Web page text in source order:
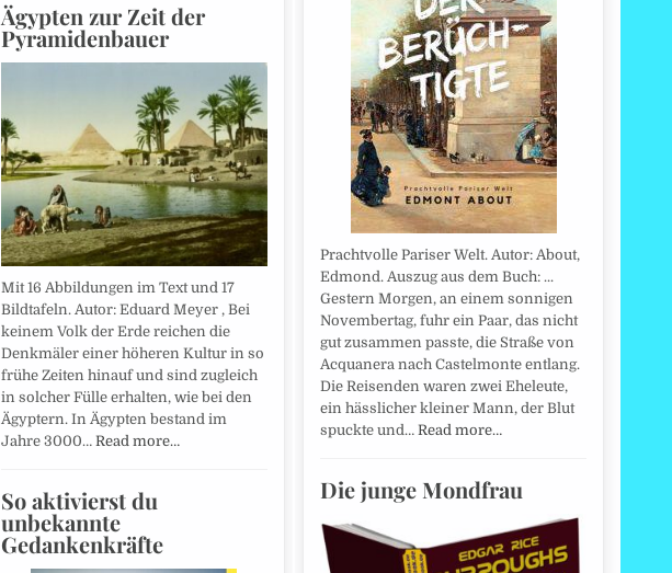
Ägypten zur Zeit der
Pyramidenbauer
Mit 16 Abbildungen im Text und 17
Bildtafeln. Autor: Eduard Meyer , Bei
keinem Volk der Erde reichen die
Denkmäler einer höheren Kultur in so
frühe Zeiten hinauf und sind zugleich
in solcher Fülle erhalten, wie bei den
Ägyptern. In Ägypten bestand im
Jahre 3000… Read more…
So aktivierst du
unbekannte
Gedankenkräfte
Prachtvolle Pariser Welt. Autor: About,
Edmond. Auszug aus dem Buch: ...
Gestern Morgen, an einem sonnigen
Novembertag, fuhr ein Paar, das nicht
gut zusammen passte, die Straße von
Acquanera nach Castelmonte entlang.
Die Reisenden waren zwei Eheleute,
ein hässlicher kleiner Mann, der Blut
spuckte und… Read more…
Die junge Mondfrau